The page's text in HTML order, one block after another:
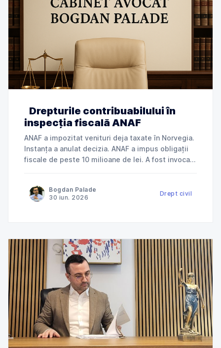
Drepturile contribuabilului în
inspecția fiscală ANAF
ANAF a impozitat venituri deja taxate în Norvegia.
Instanța a anulat decizia. ANAF a impus obligații
fiscale de peste 10 milioane de lei. A fost invocată
dreptate contribuabilului. Jurisprudență explicată
de Cabinet Avocat Bogdan Palade DIN SERIA
Bogdan Palade
30 iun. 2026
Drept civil